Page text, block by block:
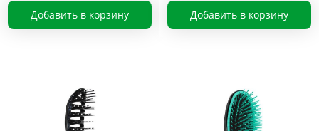
Добавить в корзину Добавить в корзину